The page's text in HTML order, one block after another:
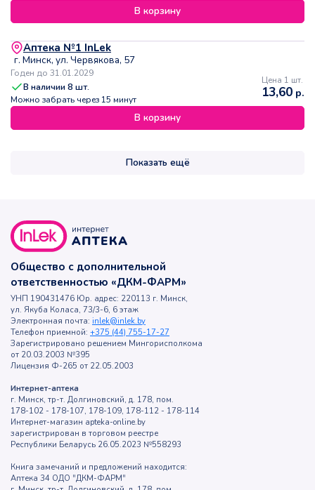
В корзину
Аптека №1 InLek
г. Минск, ул. Червякова, 57
Годен до 31.01.2029
В наличии8 шт.
Можно забрать через 15 минут
Цена 1 шт.
13,60 р.
В корзину
Показать ещё
Общество с дополнительной
ответственностью «ДКМ-ФАРМ»
УНП 190431476 Юр. адрес: 220113 г. Минск,
ул. Якуба Коласа, 73/3-6, 6 этаж
Электронная почта: inlek@inlek.by
Телефон приемной: +375 (44) 755-17-27
Зарегистрировано решением Мингорисполкома
от 20.03.2003 №395
Лицензия Ф-265 от 22.05.2003
Интернет-аптека
г. Минск, тр-т. Долгиновский, д. 178, пом.
178-102 - 178-107, 178-109, 178-112 - 178-114
Интернет-магазин apteka-online.by
зарегистрирован в торговом реестре
Республики Беларусь 26.05.2023 №558293
Книга замечаний и предложений находится:
Аптека 34 ОДО "ДКМ-ФАРМ"